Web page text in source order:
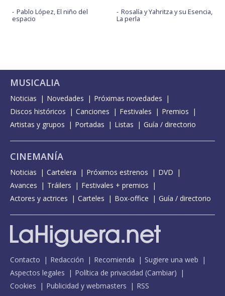
Pablo López, El niño del
espacio
Rosalía y Yahritza y su Esencia,
La perla
MUSICALIA
Noticias Novedades
Próximas novedades
Discos históricos
Canciones Festivales
Premios
Artistas y grupos
Portadas Listas Guía / directorio
CINEMANÍA
Noticias Cartelera Próximos estrenos
DVD
Avances
Tráilers
Festivales + premios
Actores y actrices
Carteles Box-office Guía / directorio
Contacto Redacción Recomienda
Sugiere una web
Aspectos legales
Política de privacidad (Cambiar)
Cookies
Publicidad y webmasters RSS